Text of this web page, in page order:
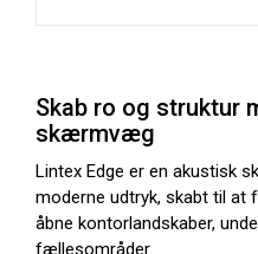
Skab ro og struktur
skærmvæg
Lintex Edge er en akustisk
moderne udtryk, skabt til at
åbne kontorlandskaber,
fællesområder.